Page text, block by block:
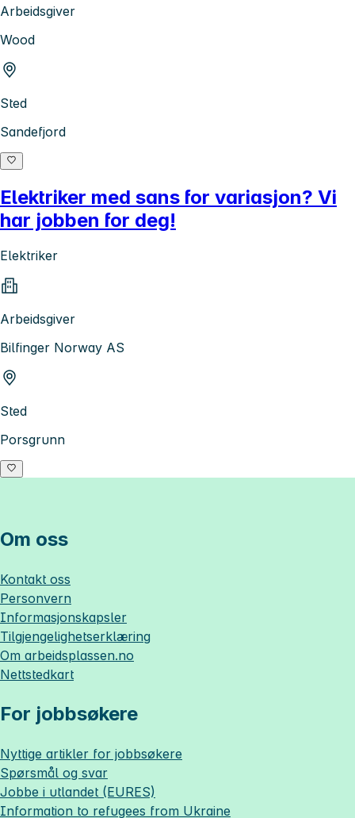
Arbeidsgiver
Wood
Sted
Sandefjord
Elektriker med sans for variasjon? Vi
har jobben for deg!
Elektriker
Arbeidsgiver
Bilfinger Norway AS
Sted
Porsgrunn
Om oss
Kontakt oss
Personvern
Informasjonskapsler
Tilgjengelighetserklæring
Om arbeidsplassen.no
Nettstedkart
For jobbsøkere
Nyttige artikler for jobbsøkere
Spørsmål og svar
Jobbe i utlandet (EURES)
Information to refugees from Ukraine